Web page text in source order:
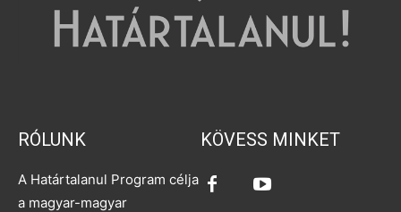
RÓLUNK
A Határtalanul Program célja
a magyar-magyar
KÖVESS MINKET